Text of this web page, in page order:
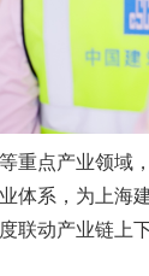
重点产业领域
体系，为上海
联动产业链上